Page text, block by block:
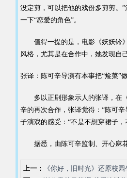
没定剪，可以把他的戏份多剪剪。
一下“恋爱的角色”。
值得一提的是，电影《妖妖铃》
风格，尤其是在合作中，她发现自
张译：陈可辛导演有本事把“烩菜”
多以正剧形象示人的张译，在《
辛的再次合作，张译觉得：“陈可
子演戏的感受：“不是不想穿裙子
据悉，由陈可辛监制、开心麻花
上一：
《你好，旧时光》还原校